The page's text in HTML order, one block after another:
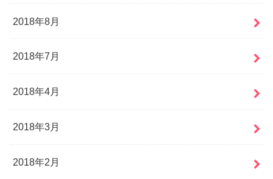
2018年8月
2018年7月
2018年4月
2018年3月
2018年2月